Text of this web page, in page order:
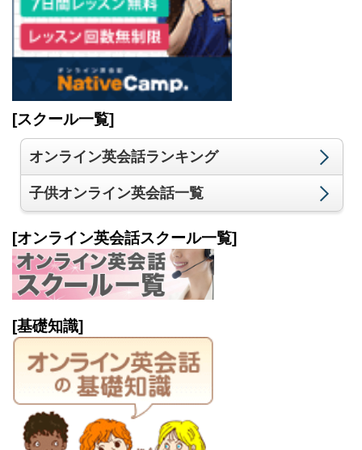
[スクール一覧]
オンライン英会話ランキング
子供オンライン英会話一覧
[オンライン英会話スクール一覧]
[基礎知識]